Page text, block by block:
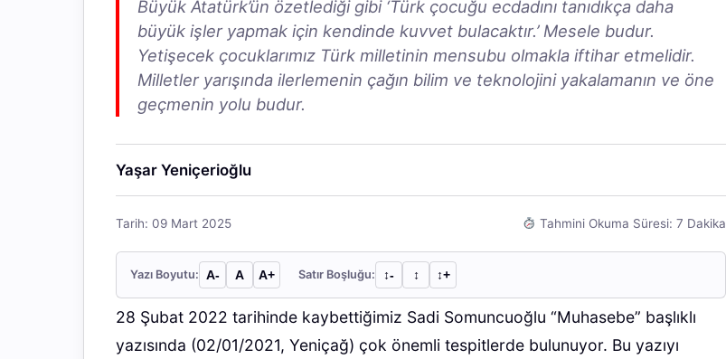
Büyük Atatürk’ün özetlediği gibi ‘Türk çocuğu ecdadını tanıdıkça daha
büyük işler yapmak için kendinde kuvvet bulacaktır.’ Mesele budur.
Yetişecek çocuklarımız Türk milletinin mensubu olmakla iftihar etmelidir.
Milletler yarışında ilerlemenin çağın bilim ve teknolojini yakalamanın ve öne
geçmenin yolu budur.
Yaşar Yeniçerioğlu
Tarih: 09 Mart 2025 Tahmini Okuma Süresi: 7 Dakika
Yazı Boyutu: A- A A+ Satır Boşluğu: ↕︎- ↕︎ ↕︎+
28 Şubat 2022 tarihinde kaybettiğimiz Sadi Somuncuoğlu “Muhasebe” başlıklı
yazısında (02/01/2021, Yeniçağ) çok önemli tespitlerde bulunuyor. Bu yazıyı